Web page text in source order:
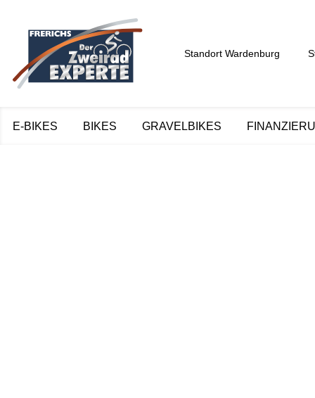
Standort Wardenburg
E-BIKES BIKES GRAVELBIKES